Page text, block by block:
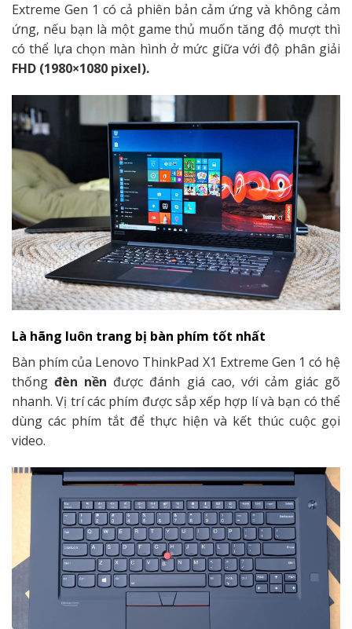
Extreme Gen 1 có cả phiên bản cảm ứng và không cảm
ứng, nếu bạn là một game thủ muốn tăng độ mượt thì
có thể lựa chọn màn hình ở mức giữa với độ phân giải
FHD (1980×1080 pixel).
Là hãng luôn trang bị bàn phím tốt nhất
Bàn phím của Lenovo ThinkPad X1 Extreme Gen 1 có hệ
thốngđèn nền được đánh giá cao, với cảm giác gõ
nhanh. Vị trí các phím được sắp xếp hợp lí và bạn có thể
dùng các phím tắt để thực hiện và kết thúc cuộc gọi
video.